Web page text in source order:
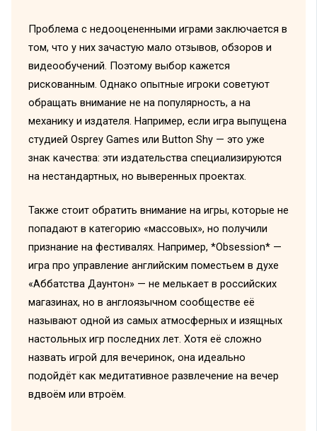
Проблема с недооцененными играми заключается в
том, что у них зачастую мало отзывов, обзоров и
видеообучений. Поэтому выбор кажется
рискованным. Однако опытные игроки советуют
обращать внимание не на популярность, а на
механику и издателя. Например, если игра выпущена
студией Osprey Games или Button Shy — это уже
знак качества: эти издательства специализируются
на нестандартных, но выверенных проектах.
Также стоит обратить внимание на игры, которые не
попадают в категорию «массовых», но получили
признание на фестивалях. Например, *Obsession* —
игра про управление английским поместьем в духе
«Аббатства Даунтон» — не мелькает в российских
магазинах, но в англоязычном сообществе её
называют одной из самых атмосферных и изящных
настольных игр последних лет. Хотя её сложно
назвать игрой для вечеринок, она идеально
подойдёт как медитативное развлечение на вечер
вдвоём или втроём.